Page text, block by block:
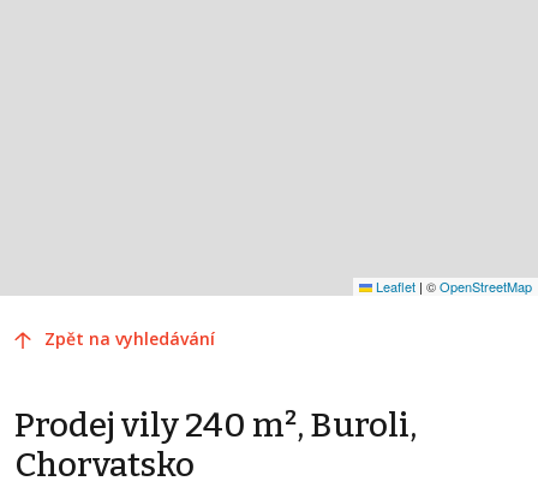
Leaflet | ©OpenStreetMap
Zpět na vyhledávání
Prodej vily 240 m², Buroli,
Chorvatsko